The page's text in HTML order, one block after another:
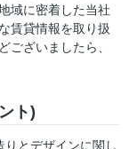
域に密着した当社
賃貸情報を取り扱
ございましたら、
ト)
りとデザインに関し